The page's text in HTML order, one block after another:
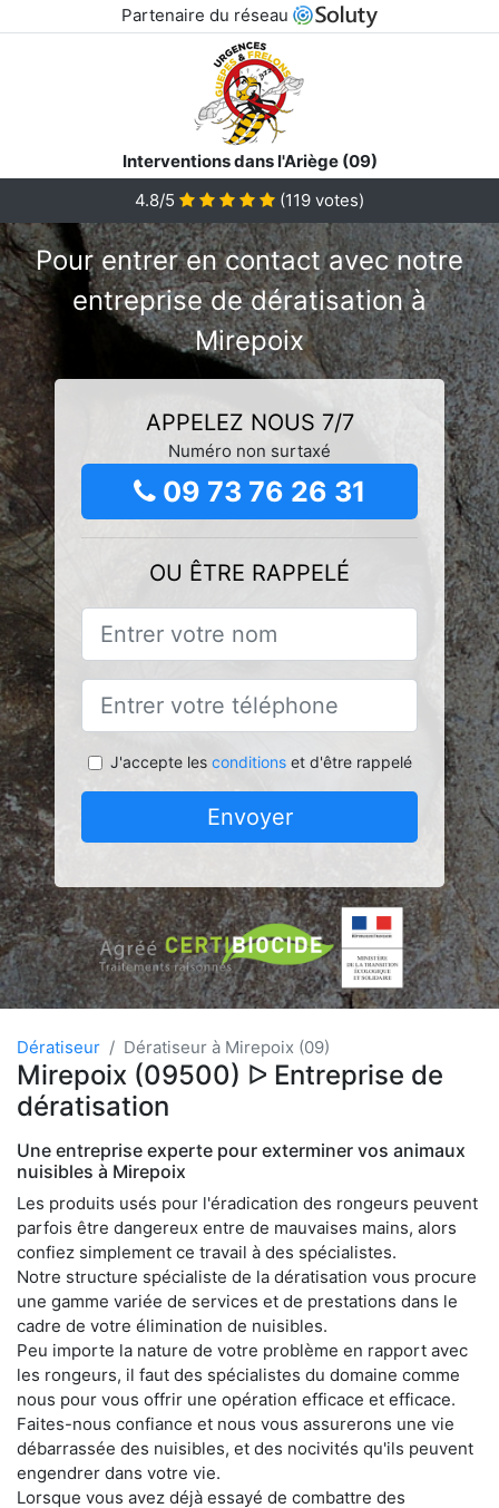
Partenaire du réseau
Interventions dans l'Ariège (09)
4.8/5
(119 votes)
Pour entrer en contact avec notre
entreprise de dératisation à
Mirepoix
APPELEZ NOUS 7/7
Numéro non surtaxé
09 73 76 26 31
OU ÊTRE RAPPELÉ
J'accepte les conditionset d'être rappelé
Envoyer
Dératiseur Dératiseur à Mirepoix (09)
Mirepoix (09500) ᐅ Entreprise de
dératisation
Une entreprise experte pour exterminer vos animaux
nuisibles à Mirepoix
Les produits usés pour l'éradication des rongeurs peuvent
parfois être dangereux entre de mauvaises mains, alors
confiez simplement ce travail à des spécialistes.
Notre structure spécialiste de la dératisation vous procure
une gamme variée de services et de prestations dans le
cadre de votre élimination de nuisibles.
Peu importe la nature de votre problème en rapport avec
les rongeurs, il faut des spécialistes du domaine comme
nous pour vous offrir une opération efficace et efficace.
Faites-nous confiance et nous vous assurerons une vie
débarrassée des nuisibles, et des nocivités qu'ils peuvent
engendrer dans votre vie.
Lorsque vous avez déjà essayé de combattre des